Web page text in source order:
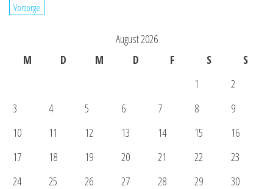
Vorsorge
August 2026
M
D M D F S
S
1
2
3
4 5 6 7 8
9
10
11 12 13 14 15
16
17
18 19 20 21 22
23
24
25 26 27 28 29
30